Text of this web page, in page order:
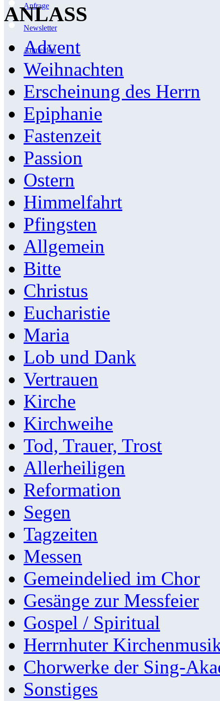
Anfrage
Newsletter
Anmelden
ANLASS
Advent
Weihnachten
Erscheinung des Herrn
Epiphanie
Fastenzeit
Passion
Ostern
Himmelfahrt
Pfingsten
Allgemein
Bitte
Christus
Eucharistie
Maria
Lob und Dank
Vertrauen
Kirche
Kirchweihe
Tod, Trauer, Trost
Allerheiligen
Reformation
Segen
Tagzeiten
Messen
Gemeindelied im Chor
Gesänge zur Messfeier
Gospel / Spiritual
Herrnhuter
Chorwerke der Sing-
Sonstiges